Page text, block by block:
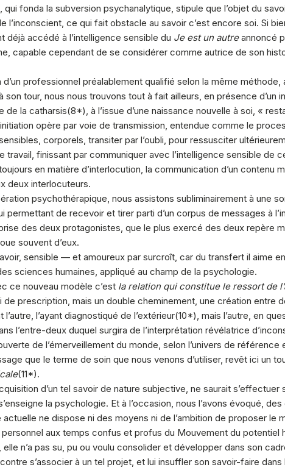
fonda la subversion psychanalytique, stipule que l’objet du
l’inconscient, ce qui fait obstacle au savoir c’est encore soi. Si
déjà accédé à l’intelligence sensible du Je est un autreannoncé
capable cependant de se considérer comme autrice de son
d’un professionnel préalablement qualifié selon la même
à son tour, nous nous trouvons tout à fait ailleurs, en présence
de la catharsis(8*), à l’issue d’une naissance nouvelle à soi, «
opère par voie de transmission, entendue comme le
corporels, transiter par l’oubli, pour ressusciter
travail, finissant par communiquer avec l’intelligence sensible de
en matière d’interlocution, la communication d’un contenu
deux interlocuteurs.
psychothérapique, nous assistons subliminairement à une
permettant de recevoir et tirer parti d’un corpus de messages à
des deux protagonistes, que le plus exercé des deux repère
souvent d’eux.
sensible — et amoureux par surcroît, car du transfert il aime
sciences humaines, appliqué au champ de la psychologie.
ce nouveau modèle c’est la relation qui constitue le ressort de
de prescription, mais un double cheminement, une création entre
l’autre, l’ayant diagnostiqué de l’extérieur(10*), mais l’autre, en
l’entre-deux duquel surgira de l’interprétation révélatrice
de l’émerveillement du monde, selon l’univers de référence
que le terme de soin que nous venons d’utiliser, revêt ici un
(11*).
d’un tel savoir de nature subjective, ne saurait
la psychologie. Et à l’occasion, nous l’avons évoqué,
ne dispose ni des moyens ni de l’ambition de proposer
aux temps confus et profus du Mouvement du potentiel
elle n’a pas su, pu ou voulu consolider et développer dans son
s’associer à un tel projet, et lui insuffler son savoir-faire